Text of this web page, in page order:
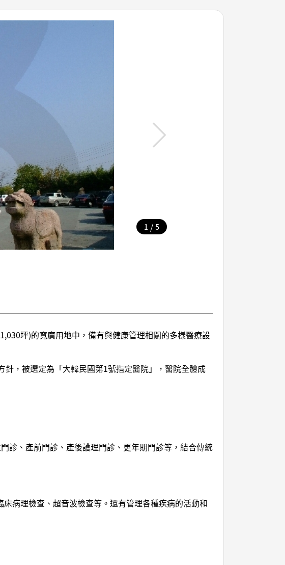
1 / 5
坪)的寬廣用地中，備有與健康管理相關的多樣醫療設
，被選定為「大韓民國第1號指定醫院」，醫院全體成
診、產前門診、產後護理門診、更年期門診等，結合傳統
病理檢查、超音波檢查等。還有管理各種疾病的活動和